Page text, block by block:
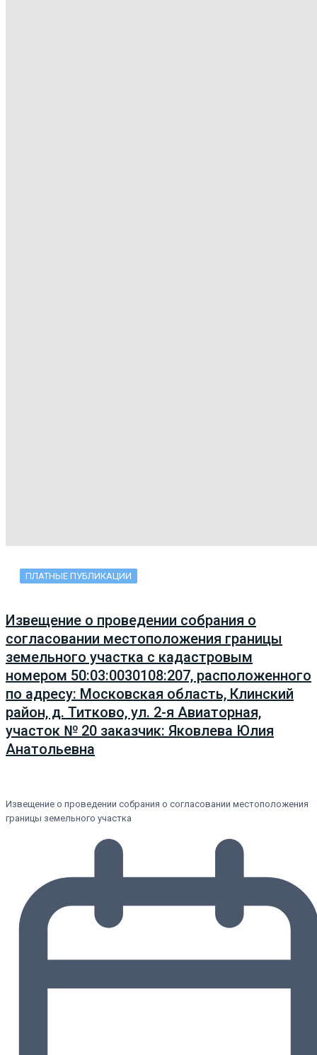
ПЛАТНЫЕ ПУБЛИКАЦИИ
Извещение о проведении собрания о
согласовании местоположения границы
земельного участка с кадастровым
номером 50:03:0030108:207, расположенного
по адресу: Московская область, Клинский
район, д. Титково, ул. 2-я Авиаторная,
участок № 20 заказчик: Яковлева Юлия
Анатольевна
Извещение о проведении собрания о согласовании местоположения
границы земельного участка